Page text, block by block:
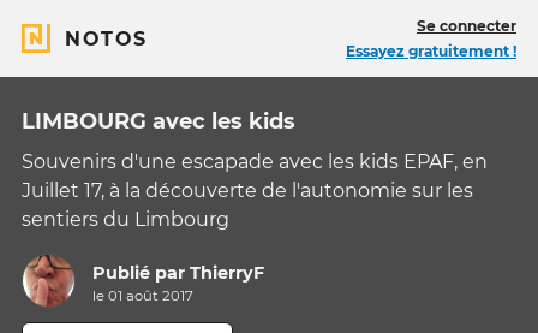
NOTOS
Se connecter
Essayez gratuitement !
LIMBOURG avec les kids
Souvenirs d'une escapade avec les kids EPAF, en
Juillet 17, à la découverte de l'autonomie sur les
sentiers du Limbourg
Publié parThierryF
le 01 août 2017